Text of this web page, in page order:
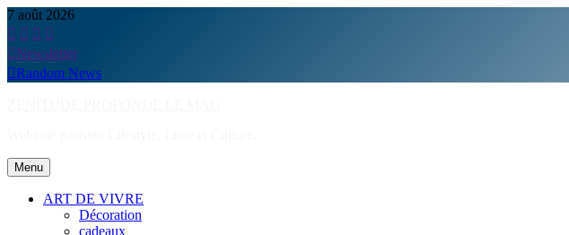
Skip
to
content
7 août 2026
Newsletter
Random News
Menu
ART DE VIVRE
Décoration
cadeaux